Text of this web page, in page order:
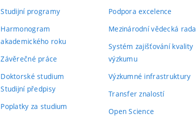
Studijní programy
Harmonogram
akademického roku
Závěrečné práce
Doktorské studium
Studijní předpisy
Poplatky za studium
Podpora excelence
Mezinárodní vědecká rada
Systém zajišťování kvality
výzkumu
Výzkumné infrastruktury
Transfer znalostí
Open Science